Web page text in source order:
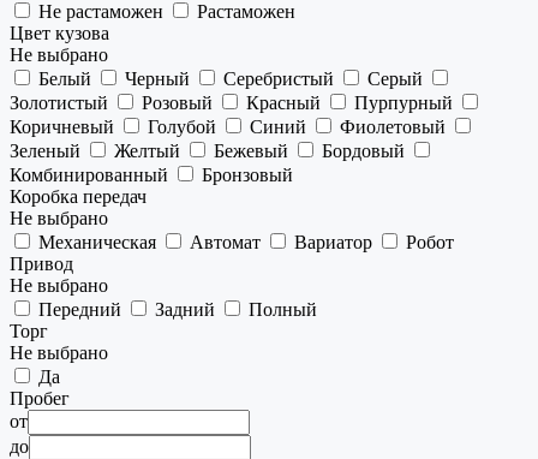
Не растаможен
Растаможен
Цвет кузова
Не выбрано
Белый
Черный Серебристый
Серый
Золотистый
Розовый Красный
Пурпурный
Коричневый
Голубой Синий
Фиолетовый
Зеленый
Желтый Бежевый
Бордовый
Комбинированный
Бронзовый
Коробка передач
Не выбрано
Механическая
Автомат Вариатор
Робот
Привод
Не выбрано
Передний
Задний
Полный
Торг
Не выбрано
Да
Пробег
от
до